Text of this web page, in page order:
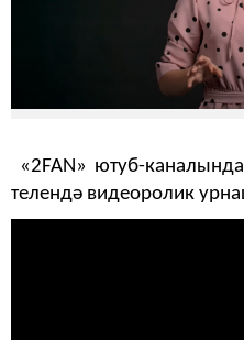
«2FAN» ютуб-
телендә видеоролик